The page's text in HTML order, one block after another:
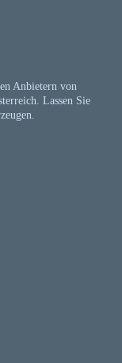
Anbietern von
Lassen Sie